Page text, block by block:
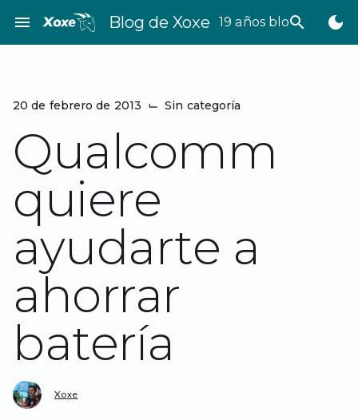
contenido
menu Blog de Xoxe 19 años bloggeando
search dark_mode
20 de febrero de 2013 ⌙ Sin categoría
Qualcomm
quiere
ayudarte a
ahorrar
batería
Xoxe